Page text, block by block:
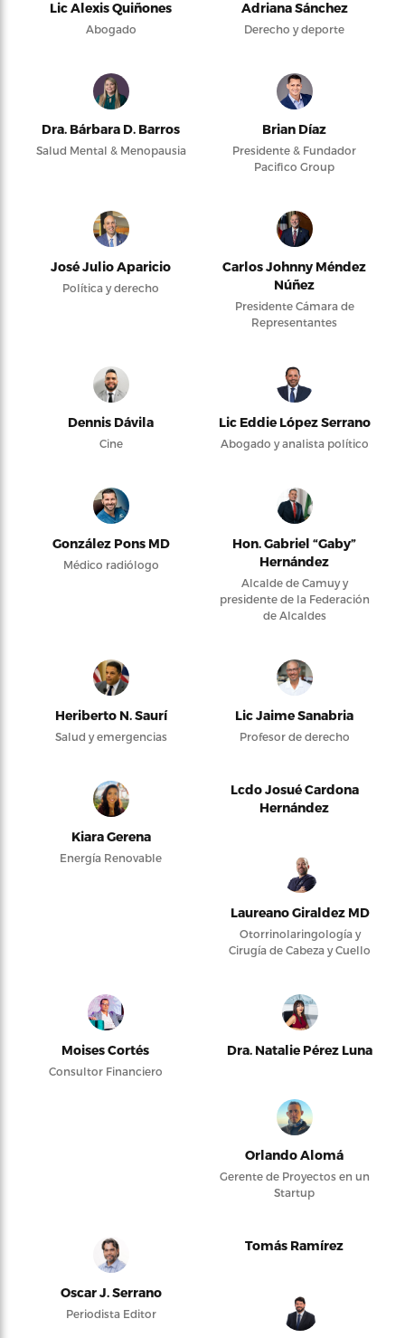
Lic Alexis Quiñones
Abogado
Adriana Sánchez
Derecho y deporte
Dra. Bárbara D. Barros
Salud Mental & Menopausia
Brian Díaz
Presidente & Fundador
Pacifico Group
José Julio Aparicio
Política y derecho
Carlos Johnny Méndez
Núñez
Presidente Cámara de
Representantes
Dennis Dávila
Cine
Lic Eddie López Serrano
Abogado y analista político
González Pons MD
Médico radiólogo
Hon. Gabriel “Gaby”
Hernández
Alcalde de Camuy y
presidente de la Federación
de Alcaldes
Heriberto N. Saurí
Salud y emergencias
Lic Jaime Sanabria
Profesor de derecho
Kiara Gerena
Energía Renovable
Lcdo Josué Cardona
Hernández
Laureano Giraldez MD
Otorrinolaringología y
Cirugía de Cabeza y Cuello
Moises Cortés
Consultor Financiero
Dra. Natalie Pérez Luna
Orlando Alomá
Gerente de Proyectos en un
Startup
Oscar J. Serrano
Periodista Editor
Tomás Ramírez